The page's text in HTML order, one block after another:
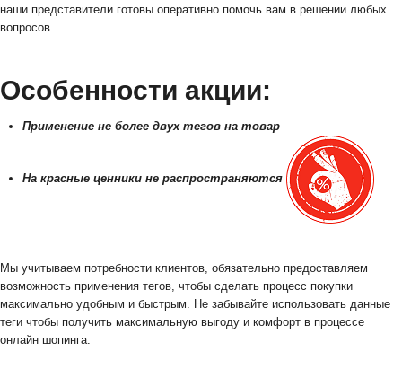
наши представители готовы оперативно помочь вам в решении любых
вопросов.
Особенности акции:
Применение не более двух тегов на товар
На красные ценники не распространяются
Мы учитываем потребности клиентов, обязательно предоставляем
возможность применения тегов, чтобы сделать процесс покупки
максимально удобным и быстрым. Не забывайте использовать данные
теги чтобы получить максимальную выгоду и комфорт в процессе
онлайн шопинга.